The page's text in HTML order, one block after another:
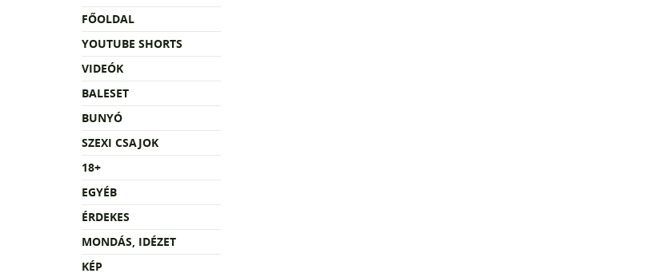
FŐOLDAL
YOUTUBE SHORTS
VIDEÓK
BALESET
BUNYÓ
SZEXI CSAJOK
18+
EGYÉB
ÉRDEKES
MONDÁS, IDÉZET
KÉP